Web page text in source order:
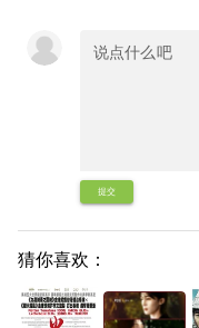
提交
猜你喜欢：